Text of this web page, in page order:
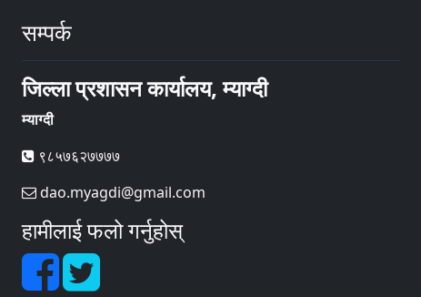
सम्पर्क
जिल्ला प्रशासन कार्यालय, म्याग्दी
म्याग्दी
९८५७६२७७७७
dao.myagdi@gmail.com
हामीलाई फलो गर्नुहोस्